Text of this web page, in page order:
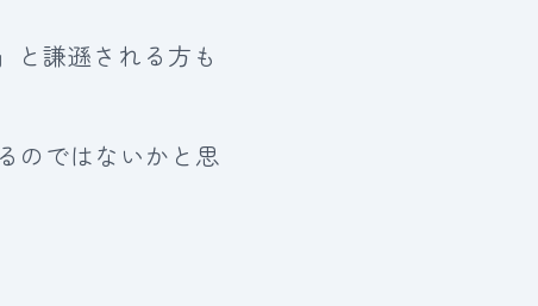
と謙遜される方も
のではないかと思